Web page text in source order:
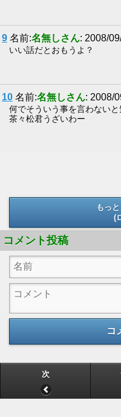
9 名前:名無しさん: 2008/
いい話だとおもうよ？
10 名前:名無しさん: 2008/
何でそういう事を言わない
茶々松君うざいわー
もっ
(
コメント投稿
コ
次